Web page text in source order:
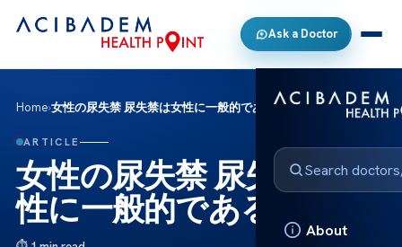
Ask a Doctor
About
Home›女性の尿失禁 尿失禁は女性に一般的である
ARTICLE
女性の尿失禁 尿失禁は女
性に一般的である